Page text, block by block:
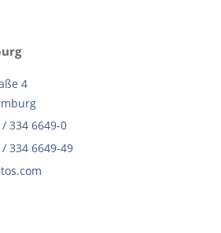
4
/ 334 6649-0
/ 334 6649-49